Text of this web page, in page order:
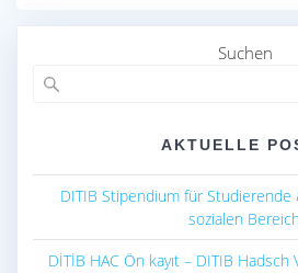
Suchen
AKTUELLE
DITIB Stipendium für Studierende
sozialen
DİTİB HAC Ön kayıt – DITIB